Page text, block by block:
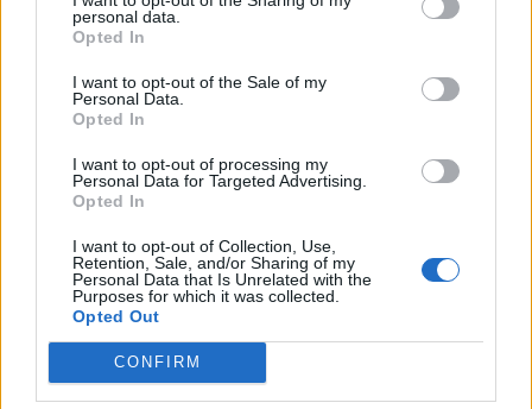
personal data.
Opted In
I want to opt-out of the Sale of my
Personal Data.
Opted In
I want to opt-out of processing my
Personal Data for Targeted Advertising.
Opted In
I want to opt-out of Collection, Use,
Retention, Sale, and/or Sharing of my
Personal Data that Is Unrelated with the
Purposes for which it was collected.
Opted Out
CONFIRM
ΣΧΕΤΙΚΑ ΑΡΘΡΑ